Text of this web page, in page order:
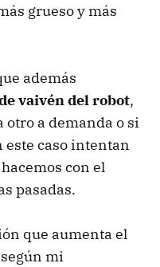
grueso y más
además
vaivén del robot,
otro a demanda o si
este caso intentan
con el
pasadas.
que aumenta el
mi